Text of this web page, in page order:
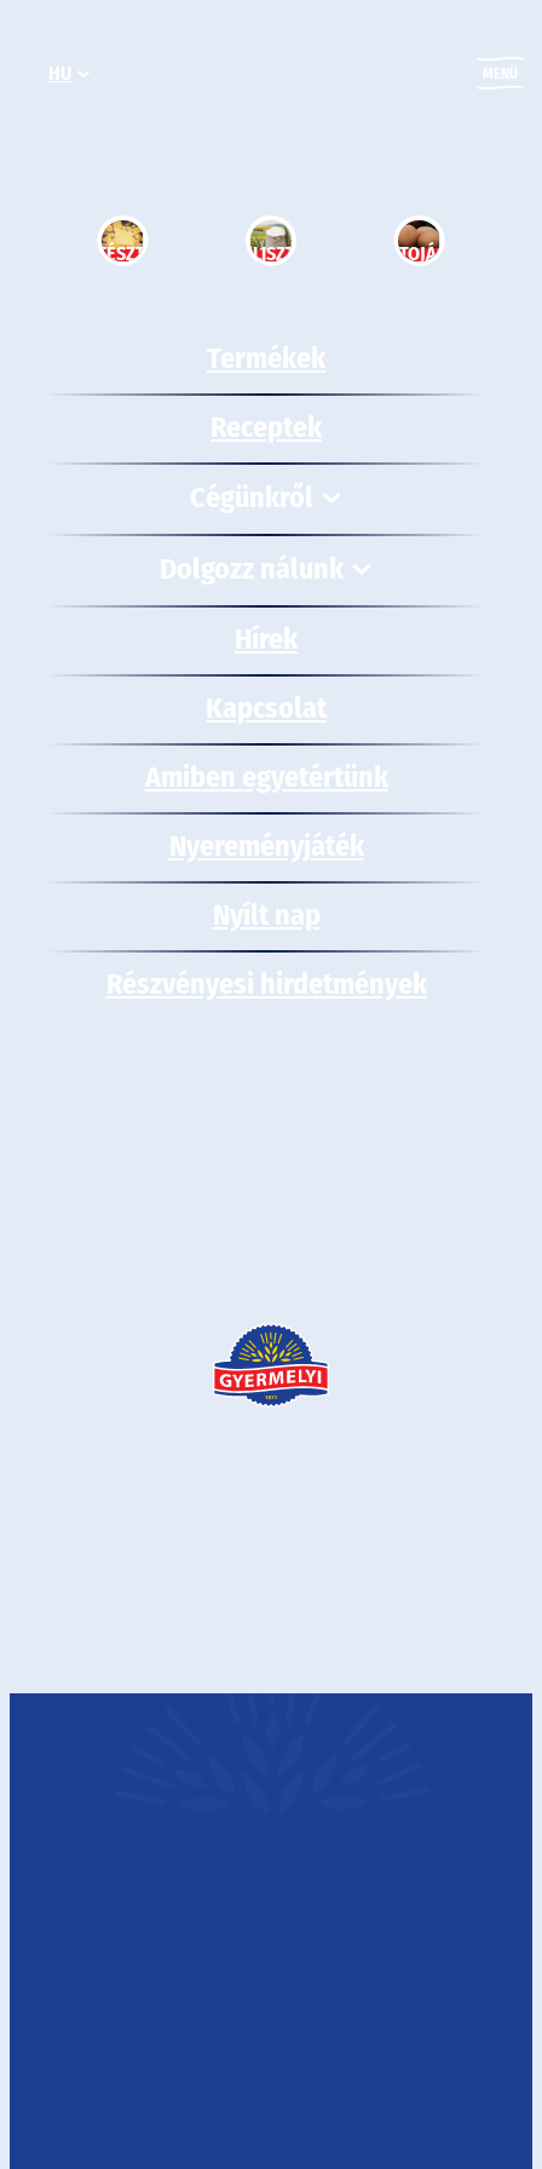
tartalomhoz
HU MENÜ
TÉSZTA LISZT TOJÁS
Termékek
Receptek
Cégünkről
Dolgozz nálunk
Hírek
Kapcsolat
Amiben egyetértünk
Nyereményjáték
Nyílt nap
Részvényesi hirdetmények